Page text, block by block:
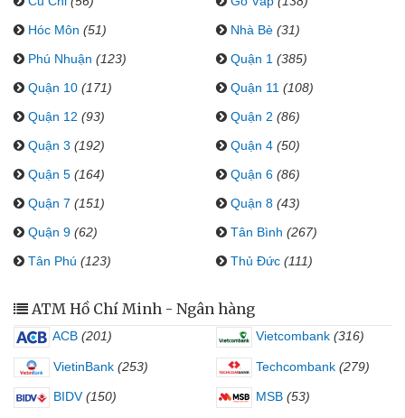
Hóc Môn (51) Nhà Bè (31)
Phú Nhuận (123) Quận 1 (385)
Quận 10 (171) Quận 11 (108)
Quận 12 (93) Quận 2 (86)
Quận 3 (192) Quận 4 (50)
Quận 5 (164) Quận 6 (86)
Quận 7 (151) Quận 8 (43)
Quận 9 (62) Tân Bình (267)
Tân Phú (123) Thủ Đức (111)
ATM Hồ Chí Minh - Ngân hàng
ACB (201) Vietcombank (316)
VietinBank (253) Techcombank (279)
BIDV (150) MSB (53)